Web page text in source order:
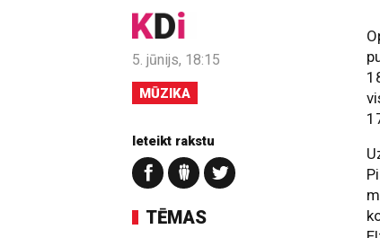
5. jūnijs, 18:15
MŪZIKA
Ieteikt rakstu
TĒMAS